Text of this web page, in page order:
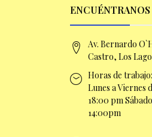
ENCUÉNTRANOS
Av. Bernardo
Castro, Los
Horas de trabajo:
Lunes a Viernes
18:00 pm
14:00pm